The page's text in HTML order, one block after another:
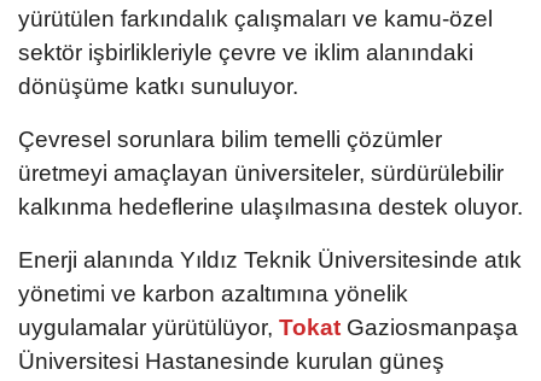
yürütülen farkındalık çalışmaları ve kamu-özel
sektör işbirlikleriyle çevre ve iklim alanındaki
dönüşüme katkı sunuluyor.
Çevresel sorunlara bilim temelli çözümler
üretmeyi amaçlayan üniversiteler, sürdürülebilir
kalkınma hedeflerine ulaşılmasına destek oluyor.
Enerji alanında Yıldız Teknik Üniversitesinde atık
yönetimi ve karbon azaltımına yönelik
uygulamalar yürütülüyor, Tokat Gaziosmanpaşa
Üniversitesi Hastanesinde kurulan güneş